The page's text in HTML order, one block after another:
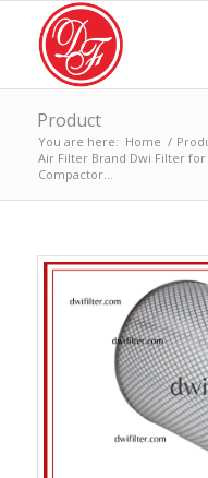
Product
You are here: Home /
Air Filter Brand Dwi Filter
Compactor...